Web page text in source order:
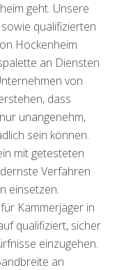
geht. Unsere
qualifizierten
Hockenheim
an Diensten
von
dass
unangenehm,
sein können.
mit getesteten
Verfahren
einsetzen.
Kammerjäger in
qualifiziert, sicher
einzugehen.
an